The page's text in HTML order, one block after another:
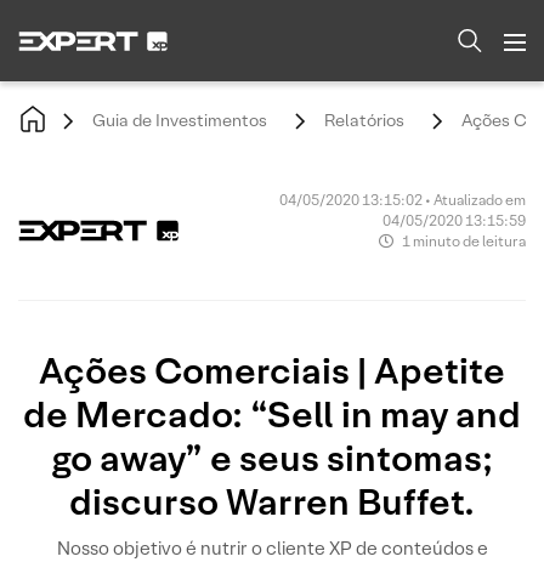
Guia de Investimentos Relatórios Ações
04/05/2020 13:15:02 • Atualizado em
04/05/2020 13:15:59
1 minuto de leitura
Ações Comerciais | Apetite
de Mercado: “Sell in may and
go away” e seus sintomas;
discurso Warren Buffet.
Nosso objetivo é nutrir o cliente XP de conteúdos e